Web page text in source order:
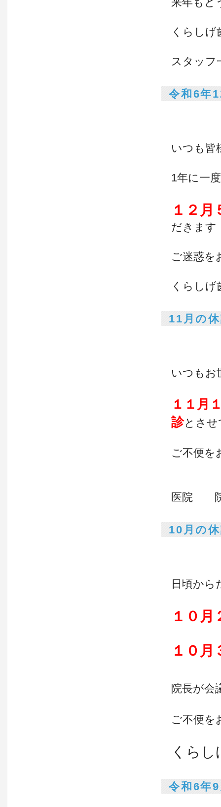
くらし
スタッフ
令和6年
いつも皆
1年に一
１２
だきます
ご迷惑を
くらし
11月の
いつもお
１１月
診とさせ
ご不便を
医院
10月の
日頃から
１０
１０
院長が会
ご不便を
くらし
令和6年